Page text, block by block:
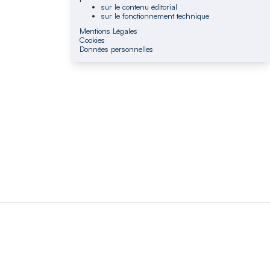
sur le contenu éditorial
sur le fonctionnement technique
Mentions Légales
Cookies
Données personnelles